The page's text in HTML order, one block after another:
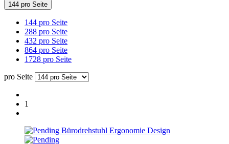
144 pro Seite
144 pro Seite
288 pro Seite
432 pro Seite
864 pro Seite
1728 pro Seite
pro Seite
1